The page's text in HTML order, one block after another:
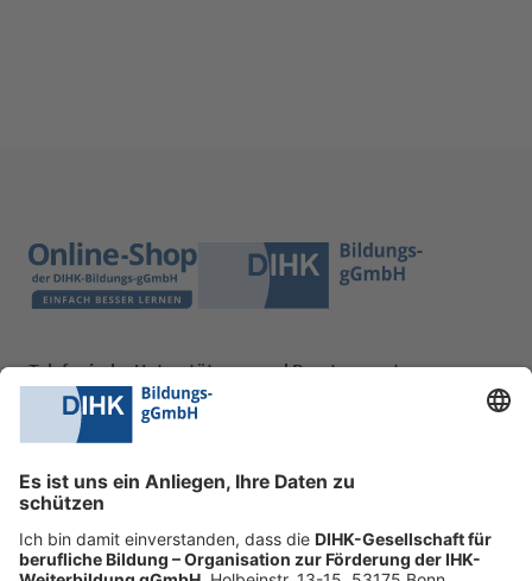
Telefonische Unterstützung und Beratung unter:
0228 6205 205
Fr.:
09:00-14:00 Uhr
shop@dihk-bildung.shop